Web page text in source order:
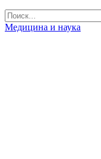
Медицина и наука